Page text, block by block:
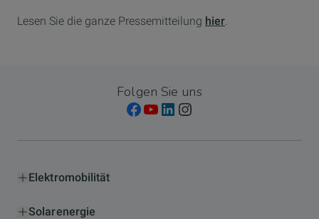
Lesen Sie die ganze Pressemitteilung hier
Folgen Sie uns
Elektromobilität
Solarenergie